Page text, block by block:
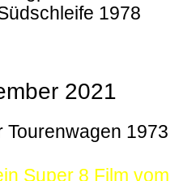
1978
2021
1973
Super 8 Film vom